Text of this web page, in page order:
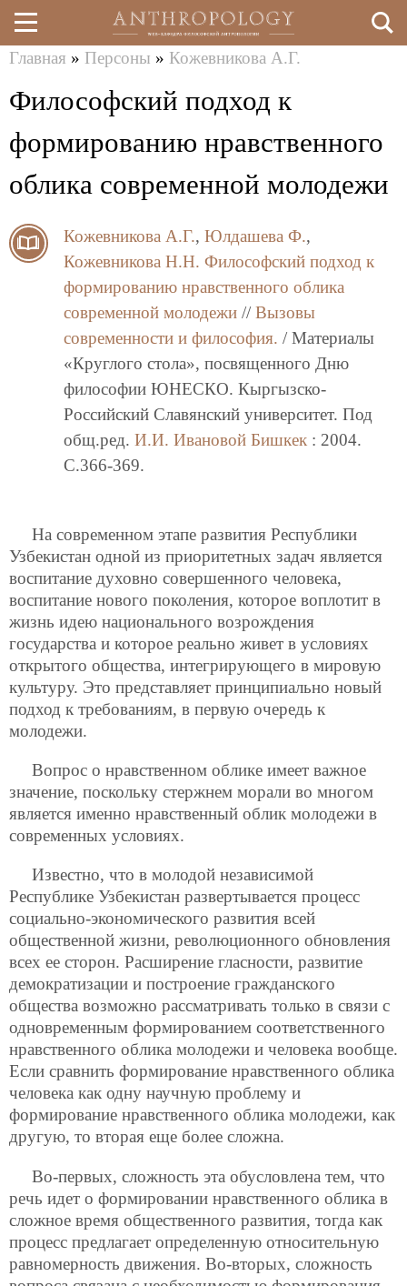
Перейти
к
здесь
Главная » Персоны » Кожевникова А.Г.
Философский подход к
формированию нравственного
облика современной молодежи
Кожевникова А.Г., Юлдашева Ф.,
Кожевникова Н.Н. Философский подход к
формированию нравственного облика
современной молодежи // Вызовы
современности и философия. / Материалы
«Круглого стола», посвященного Дню
философии ЮНЕСКО. Кыргызско-
Российский Славянский университет. Под
общ.ред. И.И. Ивановой Бишкек : 2004.
C.366-369.
На современном этапе развития Республики
Узбекистан одной из приоритетных задач является
воспитание духовно совершенного человека,
воспитание нового поколения, которое воплотит в
жизнь идею национального возрождения
государства и которое реально живет в условиях
открытого общества, интегрирующего в мировую
культуру. Это представляет принципиально новый
подход к требованиям, в первую очередь к
молодежи.
Вопрос о нравственном облике имеет важное
значение, поскольку стержнем морали во многом
является именно нравственный облик молодежи в
современных условиях.
Известно, что в молодой независимой
Республике Узбекистан развертывается процесс
социально-экономического развития всей
общественной жизни, революционного обновления
всех ее сторон. Расширение гласности, развитие
демократизации и построение гражданского
общества возможно рассматривать только в связи с
одновременным формированием соответственного
нравственного облика молодежи и человека вообще.
Если сравнить формирование нравственного облика
человека как одну научную проблему и
формирование нравственного облика молодежи, как
другую, то вторая еще более сложна.
Во-первых, сложность эта обусловлена тем, что
речь идет о формировании нравственного облика в
сложное время общественного развития, тогда как
процесс предлагает определенную относительную
равномерность движения. Во-вторых, сложность